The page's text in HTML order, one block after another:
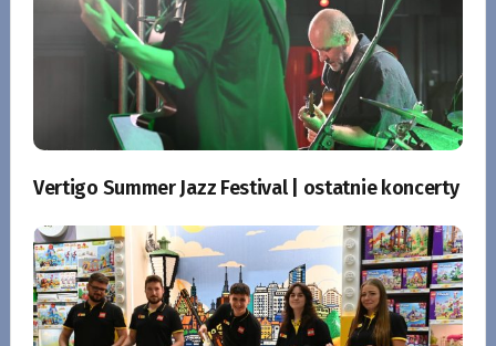
Vertigo Summer Jazz Festival | ostatnie koncerty